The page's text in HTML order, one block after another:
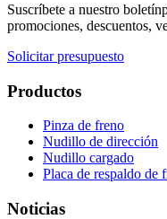
Suscríbete a nuestro boletín
promociones, descuentos,
Solicitar presupuesto
Productos
Pinza de freno
Nudillo de dirección
Nudillo cargado
Placa de respaldo de
Noticias